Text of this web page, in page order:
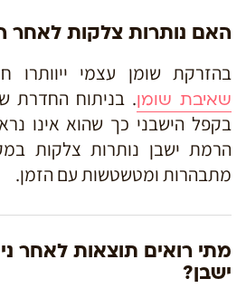
האם נותרות צלקות לאחר
בהזרקת שומן עצמי ייוותרו
שאיבת שומן. בניתוח החדרת
בקפל הישבני כך שהוא אינו
הרמת ישבן נותרות צלקות
מתבהרות ומטשטשות עם הזמן.
מתי רואים תוצאות לאחר
ישבן?